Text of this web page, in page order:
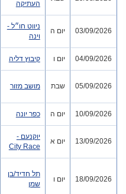
העתיקה
03/09/2026 יום ה
ניווט חו״ל -
וינה
04/09/2026 יום ו קיבוץ דליה
05/09/2026 שבת מושב מזור
10/09/2026 יום ה כפר יונה
13/09/2026 יום א
יוקנעם -
City Race
18/09/2026 יום ו
תל חדיד/בן
שמן